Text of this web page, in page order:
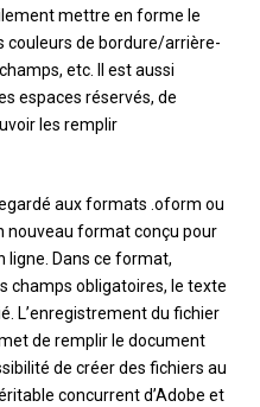
mettre en forme le
couleurs de bordure/arrière-
etc. Il est aussi
espaces réservés, de
les remplir
aux formats .oform ou
nouveau format conçu pour
ligne. Dans ce format,
champs obligatoires, le texte
L’enregistrement du fichier
de remplir le document
de créer des fichiers au
concurrent d’Adobe et